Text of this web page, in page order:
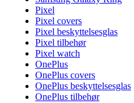
Pixel
Pixel covers
Pixel beskyttelsesglas
Pixel tilbehør
Pixel watch
OnePlus
OnePlus covers
OnePlus beskyttelsesglas
OnePlus tilbehør